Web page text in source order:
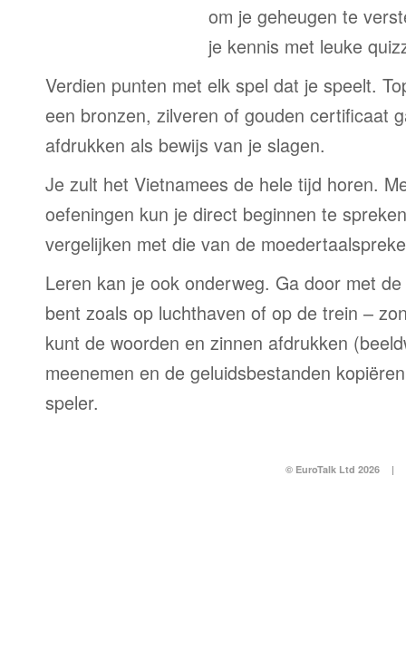
om je geheugen te
je kennis met leuke
Verdien punten met elk spel dat je speelt.
een bronzen, zilveren of gouden certificaat
afdrukken als bewijs van je slagen.
Je zult het Vietnamees de hele tijd horen.
oefeningen kun je direct beginnen te
vergelijken met die van de
Leren kan je ook onderweg. Ga door met
bent zoals op luchthaven of op de trein –
kunt de woorden en zinnen afdrukken
meenemen en de geluidsbestanden
speler.
© EuroTalk Ltd 2026 |